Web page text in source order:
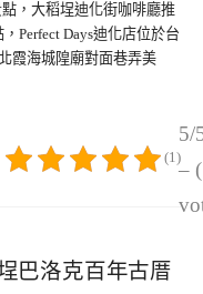
，大稻埕迪化街咖啡廳推
Perfect Days迪化店位於台
霞海城隍廟對面巷弄美
5/
–
(1)
巴洛克百年古厝